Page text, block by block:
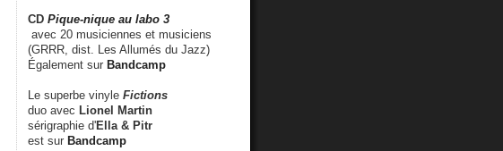
CD Pique-nique au labo 3
avec 20 musiciennes et musiciens
(GRRR, dist. Les Allumés du Jazz)
Également sur Bandcamp
Le superbe vinyle Fictions
duo avec Lionel Martin
sérigraphie d'Ella & Pitr
est sur Bandcamp